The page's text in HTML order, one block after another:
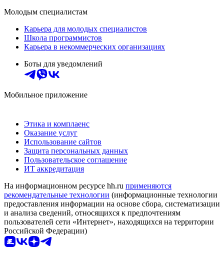
Молодым специалистам
Карьера для молодых специалистов
Школа программистов
Карьера в некоммерческих организациях
Боты для уведомлений
Мобильное приложение
Этика и комплаенс
Оказание услуг
Использование сайтов
Защита персональных данных
Пользовательское соглашение
ИТ аккредитация
На информационном ресурсе hh.ru применяются
рекомендательные технологии (информационные технологии
предоставления информации на основе сбора, систематизации
и анализа сведений, относящихся к предпочтениям
пользователей сети «Интернет», находящихся на территории
Российской Федерации)